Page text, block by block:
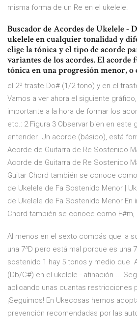
misma forma de un Re en el ukelele.
Buscador de Acordes de Ukelele -
ukelele en cualquier tonalidad y
elige la tónica y el tipo de acorde
variantes de los acordes. El acorde
tónica en una progresión menor, o
el 2º traste Do# (1/2 tono) y en el
Vamos a ver ahora el siguiente
importante a la hora de formar los
etc.: 2 Figura 3 Observar bien en este
entender. Un acorde (básico), está
Acorde de Guitarra de Re Sostenido
Acorde de Guitarra de Re Sostenido
Guitar Chord también se conoce
de Ukelele de Fa Sostenido Menor |
de Ukelele de Fa Sostenido Menor En
Chord también se conoce como F#m,
Al menos en el sexto compás que la
una 7ªD pero está mal porque es una
sostenido 1 hay 5 tonos y medio que
(Db/C#) en el ukelele - afinación ...
aplicando unas cuantas restricciones
¡Seguimos! En Ukecosas hemos
prevención recomendadas por las